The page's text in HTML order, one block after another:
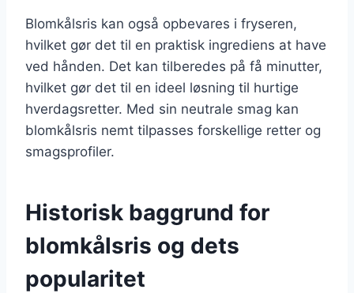
Blomkålsris kan også opbevares i fryseren,
hvilket gør det til en praktisk ingrediens at have
ved hånden. Det kan tilberedes på få minutter,
hvilket gør det til en ideel løsning til hurtige
hverdagsretter. Med sin neutrale smag kan
blomkålsris nemt tilpasses forskellige retter og
smagsprofiler.
Historisk baggrund for
blomkålsris og dets
popularitet